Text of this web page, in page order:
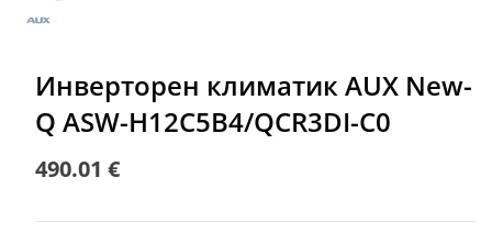
Инверторен климатик AUX New-
Q ASW-H12C5B4/QCR3DI-C0
490.01 €